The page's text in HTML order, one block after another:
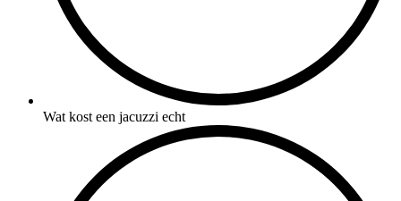
Wat kost een jacuzzi echt